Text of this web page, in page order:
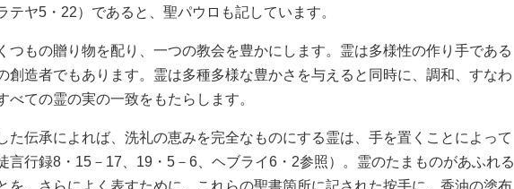
テヤ5・22）であると、聖パウロも記しています。
もの贈り物を配り、一つの教会を豊かにします。霊は多様性の作り手である
創造者でもあります。霊は多種多様な豊かさを与えると同時に、調和、すなわ
べての霊の実の一致をもたらします。
伝承によれば、洗礼の恵みを完全なものにする霊は、手を置くことによって
言行録8・15－17、19・5－6、ヘブライ6・2参照）。霊のたまものがあふれる
を、さらによく表すために、これらの聖書箇所に記された按手に、香油の塗布